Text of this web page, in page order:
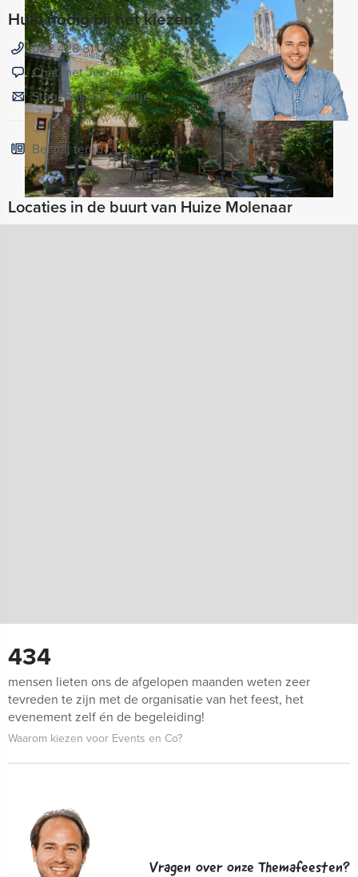
Hulp nodig bij het kiezen?
088 428 81 01
Chat met Jeroen
Stuur ons een mailtje
Bel mij terug
Locaties in de buurt van Huize Molenaar
434
mensen lieten ons de afgelopen maanden weten zeer
tevreden te zijn met de organisatie van het feest, het
evenement zelf én de begeleiding!
Waarom kiezen voor Events en Co?
Vragen over onze Themafeesten?